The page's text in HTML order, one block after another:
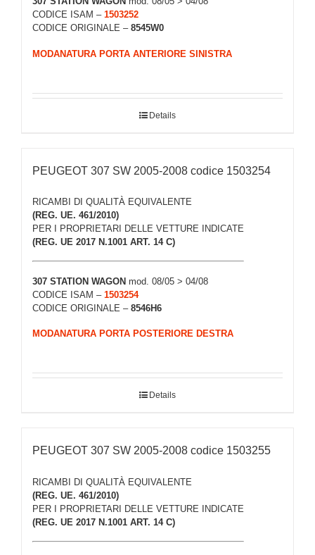
CODICE ISAM – 1503252
CODICE ORIGINALE – 8545W0
MODANATURA PORTA ANTERIORE SINISTRA
Details
PEUGEOT 307 SW 2005-2008 codice 1503254
RICAMBI DI QUALITÀ EQUIVALENTE
(REG. UE. 461/2010)
PER I PROPRIETARI DELLE VETTURE INDICATE
(REG. UE 2017 N.1001 ART. 14 C)
307 STATION WAGON mod. 08/05 > 04/08
CODICE ISAM – 1503254
CODICE ORIGINALE – 8546H6
MODANATURA PORTA POSTERIORE DESTRA
Details
PEUGEOT 307 SW 2005-2008 codice 1503255
RICAMBI DI QUALITÀ EQUIVALENTE
(REG. UE. 461/2010)
PER I PROPRIETARI DELLE VETTURE INDICATE
(REG. UE 2017 N.1001 ART. 14 C)